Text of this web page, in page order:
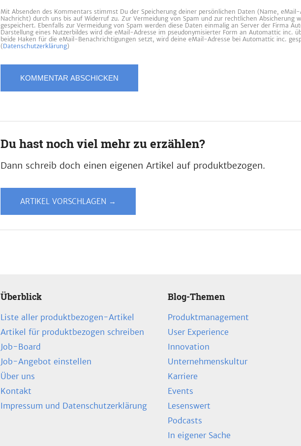
Mit Absenden des Kommentars stimmst Du der Speicherung deiner persönlichen Daten (Name, eMail-
Nachricht) durch uns bis auf Widerruf zu. Zur Vermeidung von Spam und zur rechtlichen Absicherung
gespeichert. Ebenfalls zur Vermeidung von Spam werden diese Daten einmalig an Server der Firma
Darstellung eines Nutzerbildes wird die eMail-Adresse im pseudonymisierter Form an Automattic inc.
beide Haken für die eMail-Benachrichtigungen setzt, wird deine eMail-Adresse bei Automattic inc.
(Datenschutzerklärung)
Du hast noch viel mehr zu erzählen?
Dann schreib doch einen eigenen Artikel auf produktbezogen.
ARTIKEL VORSCHLAGEN →
Überblick
Liste aller produktbezogen-Artikel
Artikel für produktbezogen schreiben
Job-Board
Job-Angebot einstellen
Über uns
Kontakt
Impressum und Datenschutzerklärung
Blog-Themen
Produktmanagement
User Experience
Innovation
Unternehmenskultur
Karriere
Events
Lesenswert
Podcasts
In eigener Sache